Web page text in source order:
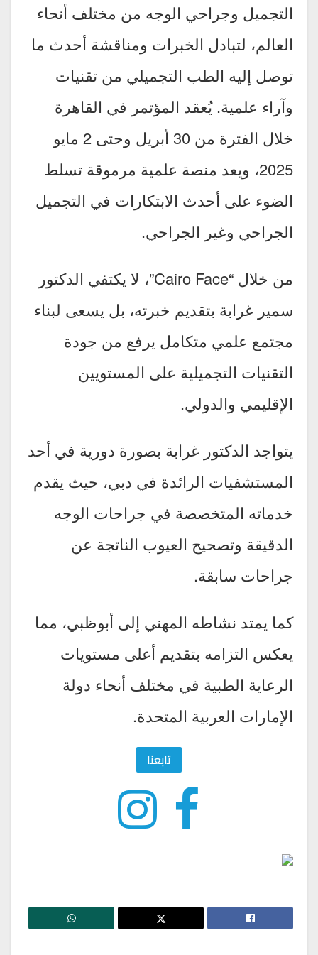
التجميل وجراحي الوجه من مختلف أنحاء
العالم، لتبادل الخبرات ومناقشة أحدث ما
توصل إليه الطب التجميلي من تقنيات
وآراء علمية. يُعقد المؤتمر في القاهرة
خلال الفترة من 30 أبريل وحتى 2 مايو
2025، ويعد منصة علمية مرموقة تسلط
الضوء على أحدث الابتكارات في التجميل
الجراحي وغير الجراحي.
من خلال “Cairo Face”، لا يكتفي الدكتور
سمير غرابة بتقديم خبرته، بل يسعى لبناء
مجتمع علمي متكامل يرفع من جودة
التقنيات التجميلية على المستويين
الإقليمي والدولي.
يتواجد الدكتور غرابة بصورة دورية في أحد
المستشفيات الرائدة في دبي، حيث يقدم
خدماته المتخصصة في جراحات الوجه
الدقيقة وتصحيح العيوب الناتجة عن
جراحات سابقة.
كما يمتد نشاطه المهني إلى أبوظبي، مما
يعكس التزامه بتقديم أعلى مستويات
الرعاية الطبية في مختلف أنحاء دولة
الإمارات العربية المتحدة.
تابعنا